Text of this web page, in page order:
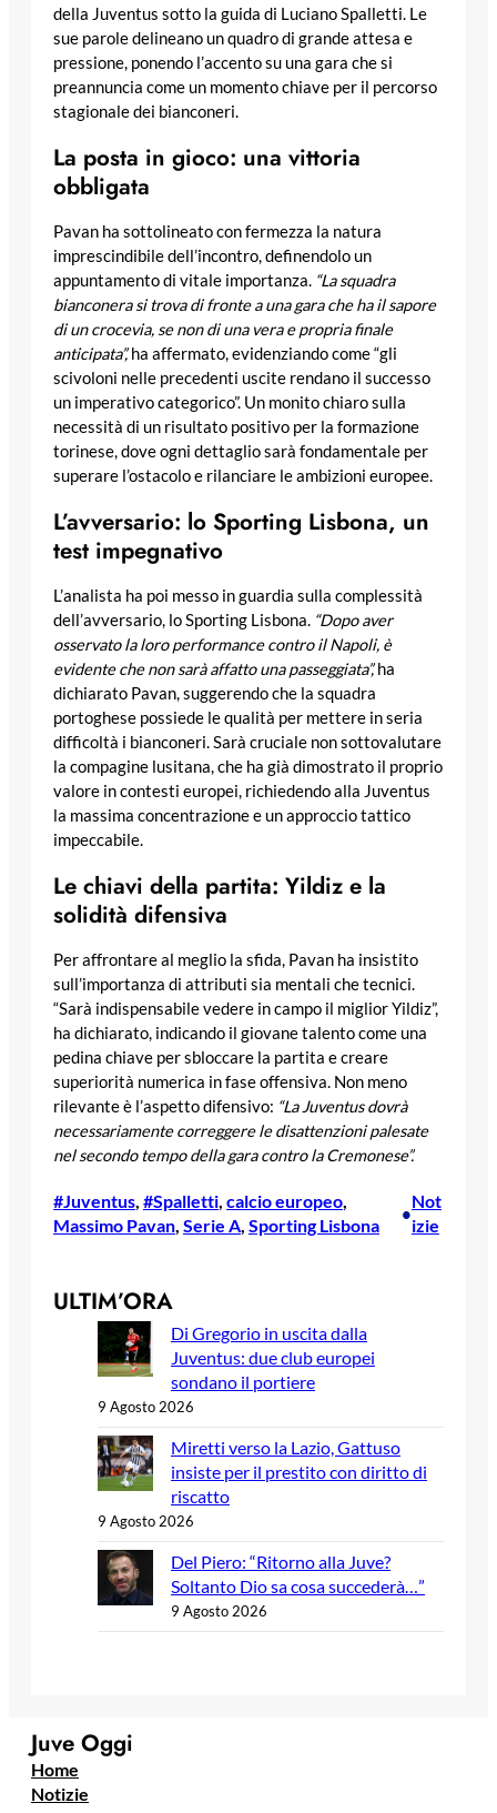
della Juventus sotto la guida di Luciano Spalletti. Le
sue parole delineano un quadro di grande attesa e
pressione, ponendo l’accento su una gara che si
preannuncia come un momento chiave per il percorso
stagionale dei bianconeri.
La posta in gioco: una vittoria
obbligata
Pavan ha sottolineato con fermezza la natura
imprescindibile dell’incontro, definendolo un
appuntamento di vitale importanza. “La squadra
bianconera si trova di fronte a una gara che ha il sapore
di un crocevia, se non di una vera e propria finale
anticipata”,ha affermato, evidenziando come “gli
scivoloni nelle precedenti uscite rendano il successo
un imperativo categorico”. Un monito chiaro sulla
necessità di un risultato positivo per la formazione
torinese, dove ogni dettaglio sarà fondamentale per
superare l’ostacolo e rilanciare le ambizioni europee.
L’avversario: lo Sporting Lisbona, un
test impegnativo
L’analista ha poi messo in guardia sulla complessità
dell’avversario, lo Sporting Lisbona. “Dopo aver
osservato la loro performance contro il Napoli, è
evidente che non sarà affatto una passeggiata”,ha
dichiarato Pavan, suggerendo che la squadra
portoghese possiede le qualità per mettere in seria
difficoltà i bianconeri. Sarà cruciale non sottovalutare
la compagine lusitana, che ha già dimostrato il proprio
valore in contesti europei, richiedendo alla Juventus
la massima concentrazione e un approccio tattico
impeccabile.
Le chiavi della partita: Yildiz e la
solidità difensiva
Per affrontare al meglio la sfida, Pavan ha insistito
sull’importanza di attributi sia mentali che tecnici.
“Sarà indispensabile vedere in campo il miglior Yildiz”,
ha dichiarato, indicando il giovane talento come una
pedina chiave per sbloccare la partita e creare
superiorità numerica in fase offensiva. Non meno
rilevante è l’aspetto difensivo: “La Juventus dovrà
necessariamente correggere le disattenzioni palesate
nel secondo tempo della gara contro la Cremonese”.
#Juventus #Spalletti calcio europeo
Massimo Pavan Serie A Sporting Lisbona
•
Not
izie
ULTIM’ORA
Di Gregorio in uscita dalla
Juventus: due club europei
sondano il portiere
9 Agosto 2026
Miretti verso la Lazio, Gattuso
insiste per il prestito con diritto di
riscatto
9 Agosto 2026
Del Piero: “Ritorno alla Juve?
Soltanto Dio sa cosa succederà…”
9 Agosto 2026
Juve Oggi
Home
Notizie